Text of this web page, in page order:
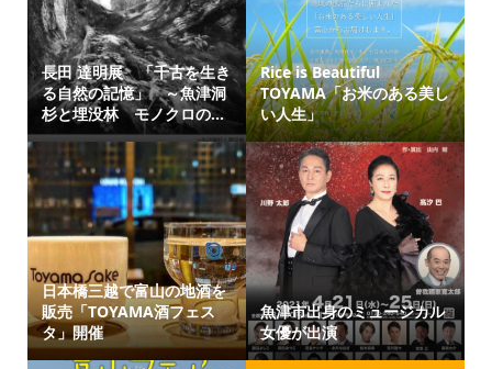
長田 達明展 「千古を生き
る自然の記憶」 ～魚津洞
杉と埋没林 モノクロの...
Rice is Beautiful
TOYAMA「お米のある美し
い人生」
日本橋三越で富山の地酒を
販売「TOYAMA酒フェス
タ」開催
魚津市出身のミュージカル
女優が出演